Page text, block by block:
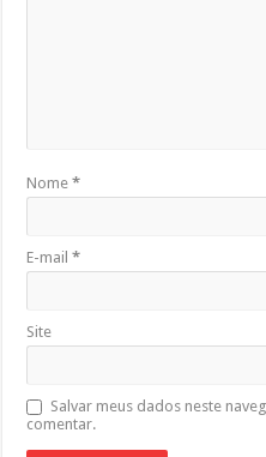
Nome*
E-mail*
Site
Salvar meus dados neste
comentar.